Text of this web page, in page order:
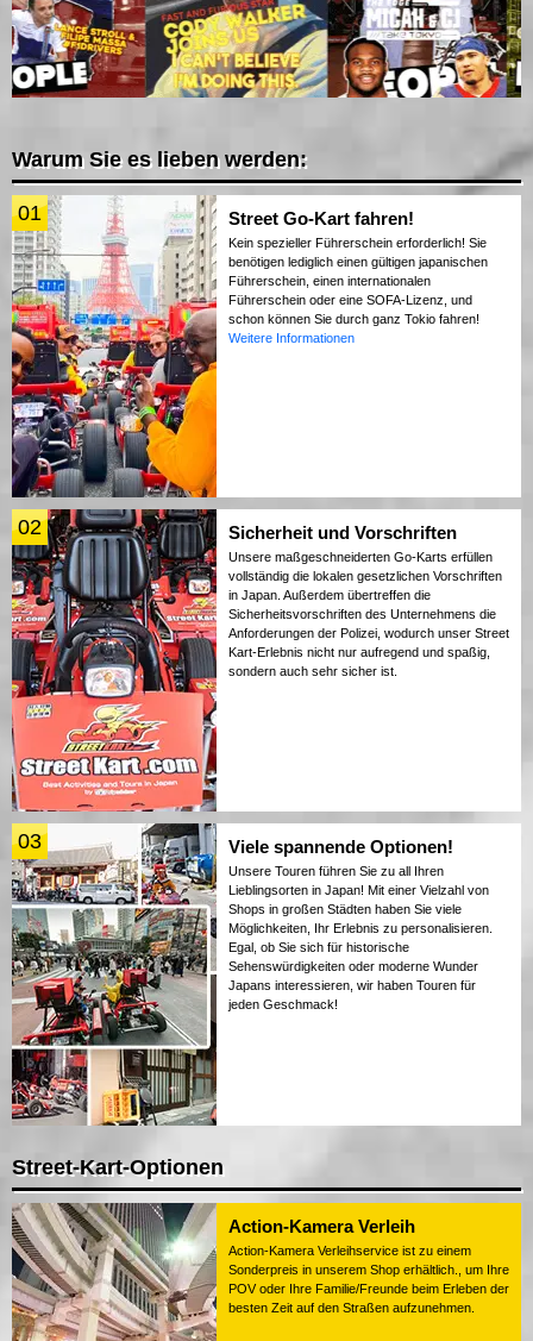
Warum Sie es lieben werden:
01 Street Go-Kart fahren!
Kein spezieller Führerschein erforderlich! Sie
benötigen lediglich einen gültigen japanischen
Führerschein, einen internationalen
Führerschein oder eine SOFA-Lizenz, und
schon können Sie durch ganz Tokio fahren!
Weitere Informationen
02 Sicherheit und Vorschriften
Unsere maßgeschneiderten Go-Karts erfüllen
vollständig die lokalen gesetzlichen Vorschriften
in Japan. Außerdem übertreffen die
Sicherheitsvorschriften des Unternehmens die
Anforderungen der Polizei, wodurch unser Street
Kart-Erlebnis nicht nur aufregend und spaßig,
sondern auch sehr sicher ist.
03 Viele spannende Optionen!
Unsere Touren führen Sie zu all Ihren
Lieblingsorten in Japan! Mit einer Vielzahl von
Shops in großen Städten haben Sie viele
Möglichkeiten, Ihr Erlebnis zu personalisieren.
Egal, ob Sie sich für historische
Sehenswürdigkeiten oder moderne Wunder
Japans interessieren, wir haben Touren für
jeden Geschmack!
Street-Kart-Optionen
Action-Kamera Verleih
Action-Kamera Verleihservice ist zu einem
Sonderpreis in unserem Shop erhältlich., um Ihre
POV oder Ihre Familie/Freunde beim Erleben der
besten Zeit auf den Straßen aufzunehmen.